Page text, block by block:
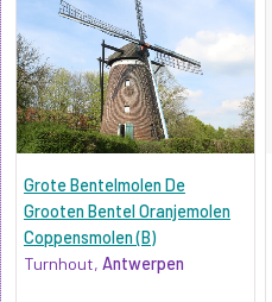
Grote Bentelmolen De
Grooten Bentel Oranjemolen
Coppensmolen (B)
Turnhout, Antwerpen